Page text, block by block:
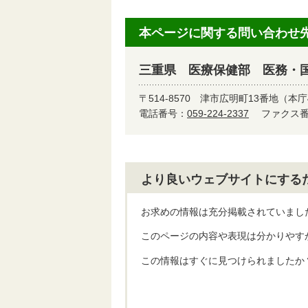
本ページに関する問い合わせ
三重県 医療保健部 医務・
〒514-8570 津市広明町13番地（本庁
電話番号： 059-224-2337 ファクス
より良いウェブサイトにす
お求めの情報は充分掲載されていまし
このページの内容や表現は分かりやす
この情報はすぐに見つけられましたか